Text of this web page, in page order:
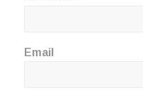
Email